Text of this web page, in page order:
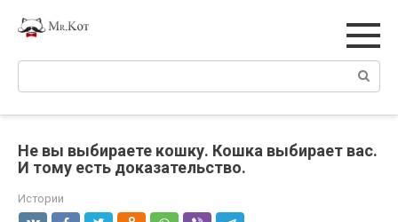
Поиск:
Не вы выбираете кошку. Кошка выбирает вас.
И тому есть доказательство.
Истории